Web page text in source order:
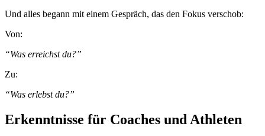
Und alles begann mit einem Gespräch, das den Fokus verschob:
Von:
“Was erreichst du?”
Zu:
“Was erlebst du?”
Erkenntnisse für Coaches und Athleten